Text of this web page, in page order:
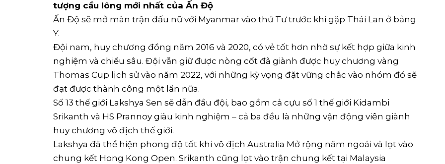
tượng cầu lông mới nhất của Ấn Độ
Ấn Độ sẽ mở màn trận đấu nữ với Myanmar vào thứ Tư trước khi gặp Thái Lan ở bảng
Y.
Đội nam, huy chương đồng năm 2016 và 2020, có vẻ tốt hơn nhờ sự kết hợp giữa kinh
nghiệm và chiều sâu. Đội vẫn giữ được nòng cốt đã giành được huy chương vàng
Thomas Cup lịch sử vào năm 2022, với những kỳ vọng đặt vững chắc vào nhóm đó sẽ
đạt được thành công một lần nữa.
Số 13 thế giới Lakshya Sen sẽ dẫn đầu đội, bao gồm cả cựu số 1 thế giới Kidambi
Srikanth và HS Prannoy giàu kinh nghiệm – cả ba đều là những vận động viên giành
huy chương vô địch thế giới.
Lakshya đã thể hiện phong độ tốt khi vô địch Australia Mở rộng năm ngoái và lọt vào
chung kết Hong Kong Open. Srikanth cũng lọt vào trận chung kết tại Malaysia